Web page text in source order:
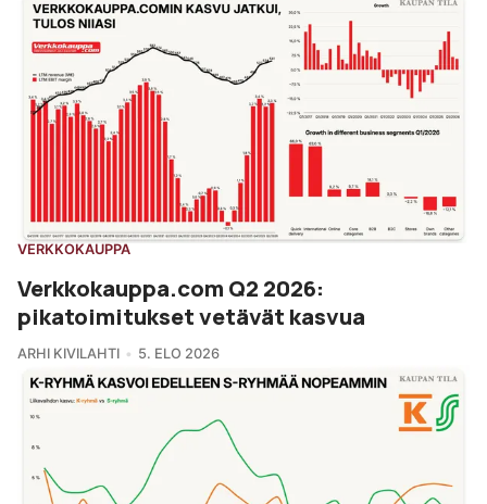
VERKKOKAUPPA
Verkkokauppa.com Q2 2026:
pikatoimitukset vetävät kasvua
ARHI KIVILAHTI 5. ELO 2026